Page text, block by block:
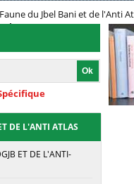
Faune du Jbel Bani et de l'Anti
DE L'ANTI ATLAS
ET DE L'ANTI-